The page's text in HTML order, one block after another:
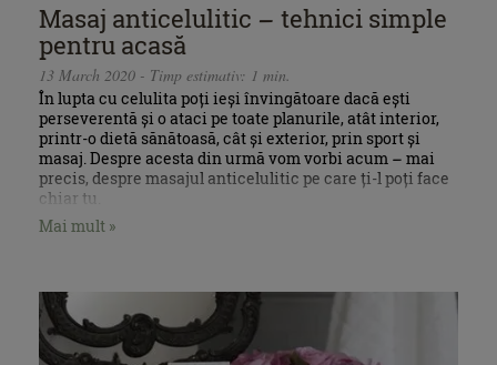
Masaj anticelulitic – tehnici simple
pentru acasă
13 March 2020 - Timp estimativ: 1 min.
În lupta cu celulita poți ieși învingătoare dacă ești
perseverentă și o ataci pe toate planurile, atât interior,
printr-o dietă sănătoasă, cât și exterior, prin sport și
masaj. Despre acesta din urmă vom vorbi acum – mai
precis, despre masajul anticelulitic pe care ți-l poți face
chiar tu.
Mai mult »